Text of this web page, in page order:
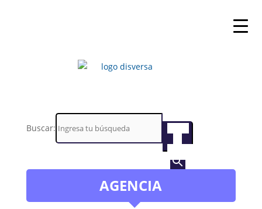
Buscar:
búsqueda
AGENCIA
(se abre en una